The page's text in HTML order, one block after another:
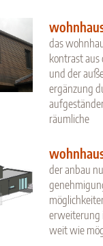
das
kontrast
und der
ergänzung
räumliche
der anbau
erweiterung
weit wie